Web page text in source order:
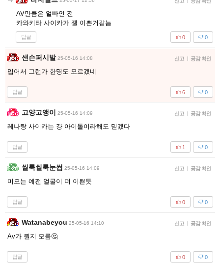
AV만큼은 얼빠인 전
카와키타 사이카가 젤 이쁜거같늠
답글 0
0
샌슨퍼시발 25-05-16 14:08 신고 | 공감 확인
입어서 그런가 한명도 모르겠네
답글 0
6
고양고앵이 25-05-16 14:09 신고 | 공감 확인
레나랑 사이카는 걍 아이돌이라해도 믿겠다
답글 0
1
씰룩씰룩눈썹 25-05-16 14:09 신고 | 공감 확인
미오는 예전 얼굴이 더 이쁜듯
답글 0
0
Watanabeyou 25-05-16 14:10 신고 | 공감 확인
Av가 뭔지 모름🤔
답글 0
0